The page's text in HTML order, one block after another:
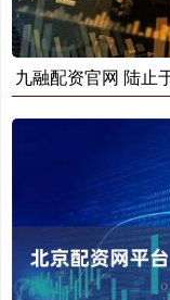
九融配资官网 陆